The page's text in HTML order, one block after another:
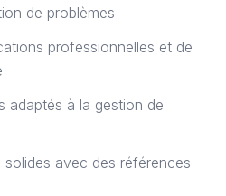
de problèmes
professionnelles et de
adaptés à la gestion de
solides avec des références